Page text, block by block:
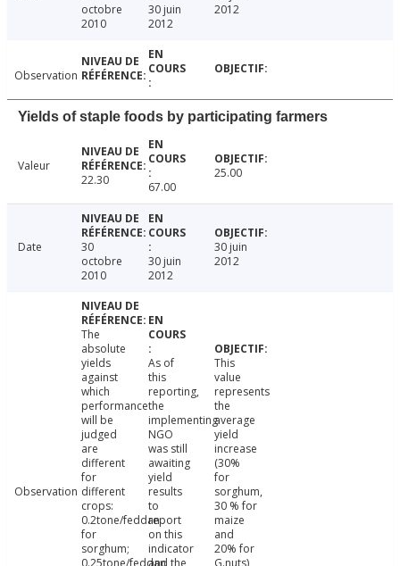
octobre
2010
30 juin
2012
2012
Observation
Yields of staple foods by participating farmers
Valeur
22.30
67.00
25.00
Date
30
octobre
2010
30 juin
2012
30 juin
2012
Observation
The
absolute
yields
against
which
performance
will be
judged
are
different
for
different
crops:
0.2tone/feddan
for
sorghum;
As of
this
reporting,
the
implementing
NGO
was still
awaiting
yield
results
to
report
on this
indicator
This
value
represents
the
average
yield
increase
(30%
for
sorghum,
30 % for
maize
and
20% for